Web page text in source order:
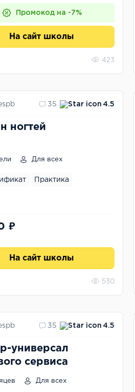
Промокод на -7%
На сайт школы
423
35 4.5
ногтей
Для всех
Практика
₽
На сайт школы
530
35 4.5
универсал
сервиса
Для всех